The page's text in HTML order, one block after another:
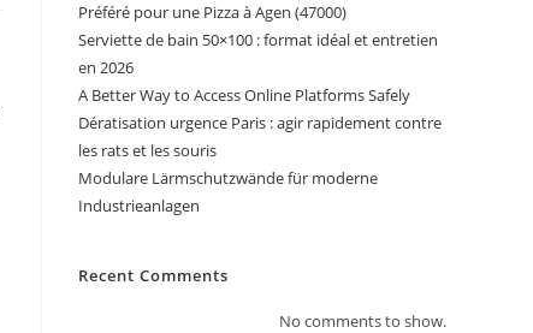
Préféré pour une Pizza à Agen (47000)
Serviette de bain 50×100 : format idéal et entretien
en 2026
A Better Way to Access Online Platforms Safely
Dératisation urgence Paris : agir rapidement contre
les rats et les souris
Modulare Lärmschutzwände für moderne
Industrieanlagen
Recent Comments
No comments to show.